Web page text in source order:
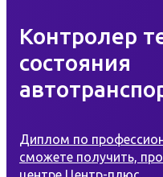
Контролер
состояния
Диплом по
сможете получить,